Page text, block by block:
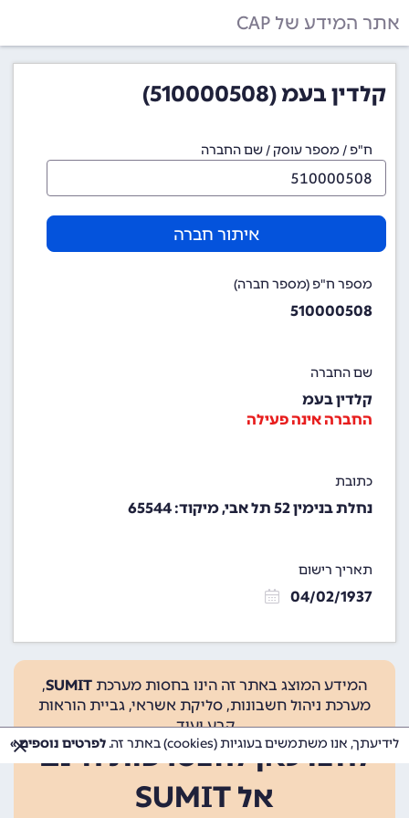
אתר המידע של CAP
קלדין בעמ (510000508)
ח"פ / מספר עוסק / שם החברה
איתור חברה
מספר ח"פ (מספר חברה)
510000508
שם החברה
קלדין בעמ
החברה אינה פעילה
כתובת
נחלת בנימין 52 תל אבי, מיקוד: 65544
תאריך רישום
04/02/1937
המידע המוצג באתר זה הינו בחסות מערכת SUMIT
,
מערכת ניהול חשבונות, סליקת אשראי, גביית הוראות
קבע ועוד.
לחצו כאן להצטרפות חינם
אל SUMIT
לידיעתך, אנו משתמשים בעוגיות (cookies) באתר זה. לפרטים נוספים »